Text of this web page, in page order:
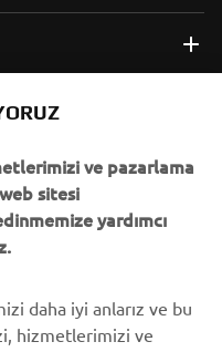
ve pazarlama
sitesi
yardımcı
daha iyi anlarız ve bu
hizmetlerimizi ve